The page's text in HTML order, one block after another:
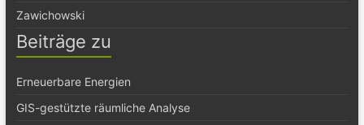
Zawichowski
Beiträge zu
Erneuerbare Energien
GIS-gestützte räumliche Analyse